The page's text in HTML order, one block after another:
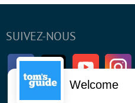
SUIVEZ-NOUS
FacebookTwitter Youtube
Welcome